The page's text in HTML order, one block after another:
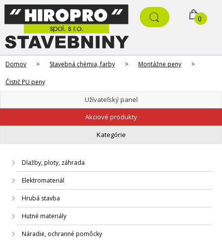
0
Domov > Stavebná chémia, farby > Montážne peny >
Čistič PU peny
Užívateľský panel
Akciové produkty
Kategórie
Dlažby, ploty, záhrada
Elektromateriál
Hrubá stavba
Hutné materiály
Náradie, ochranné pomôcky